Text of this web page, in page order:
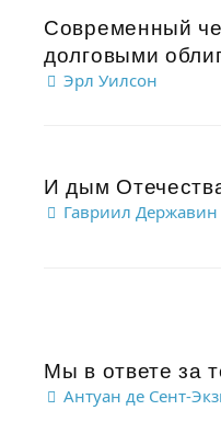
Современный
долговыми
Эрл Уилсон
И дым
Гавриил Державин
Мы в ответе за
Антуан де Сент-